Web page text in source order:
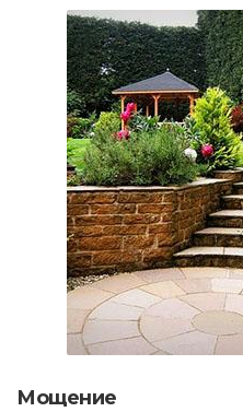
Мощение